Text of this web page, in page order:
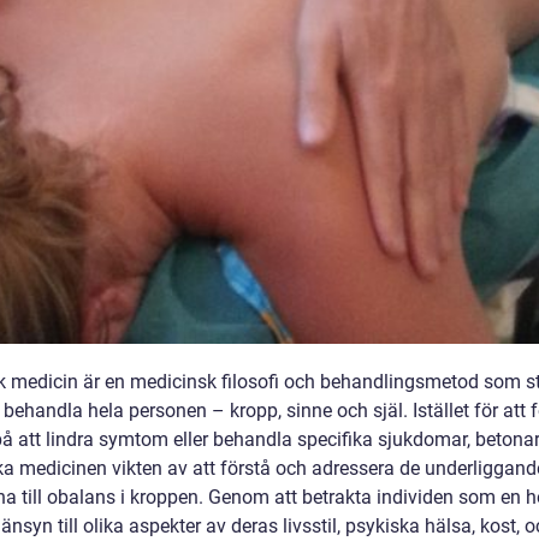
medicin är en medicinsk filosofi och behandlingsmetod som
hela personen – kropp, sinne och själ. Istället för att
att lindra symtom eller behandla specifika sjukdomar,
medicinen vikten av att förstå och adressera de
till obalans i kroppen. Genom att betrakta individen som en
till olika aspekter av deras livsstil, psykiska hälsa, kost,